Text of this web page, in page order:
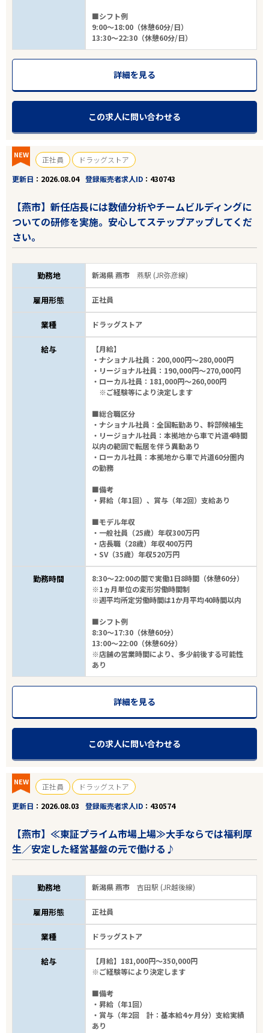
■シフト例
9:00～18:00（休憩60分/日）
13:30～22:30（休憩60分/日）
詳細を見る
この求人に問い合わせる
NEW 正社員
ドラッグストア
更新日
2026.08.04 登録販売者求人ID 430743
【燕市】新任店長には数値分析やチームビルディングに
ついての研修を実施。安心してステップアップしてくだ
さい。
勤務地 新潟県 燕市燕駅 (JR弥彦線)
雇用形態 正社員
業種 ドラッグストア
給与
【月給】
・ナショナル社員：200,000円～280,000円
・リージョナル社員：190,000円～270,000円
・ローカル社員：181,000円～260,000円
※ご経験等により決定します
■総合職区分
・ナショナル社員：全国転勤あり、幹部候補生
・リージョナル社員：本拠地から車で片道4時間
以内の範囲で転居を伴う異動あり
・ローカル社員：本拠地から車で片道60分圏内
の勤務
■備考
・昇給（年1回）、賞与（年2回）支給あり
■モデル年収
・一般社員（25歳）年収300万円
・店長職（28歳）年収400万円
・SV（35歳）年収520万円
勤務時間
8:30～22:00の間で実働1日8時間（休憩60分）
※1ヵ月単位の変形労働時間制
※週平均所定労働時間は1か月平均40時間以内
■シフト例
8:30～17:30（休憩60分）
13:00～22:00（休憩60分）
※店舗の営業時間により、多少前後する可能性
あり
詳細を見る
この求人に問い合わせる
NEW 正社員
ドラッグストア
更新日
2026.08.03 登録販売者求人ID 430574
【燕市】≪東証プライム市場上場≫大手ならでは福利厚
生／安定した経営基盤の元で働ける♪
勤務地 新潟県 燕市吉田駅 (JR越後線)
雇用形態 正社員
業種 ドラッグストア
給与
【月給】181,000円～350,000円
※ご経験等により決定します
■備考
・昇給（年1回）
・賞与（年2回 計：基本給4ヶ月分）支給実績
あり